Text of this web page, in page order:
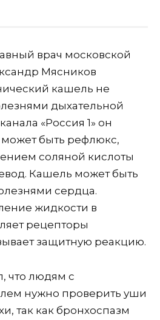
врач московской
Мясников
кашель не
дыхательной
«Россия 1» он
может быть рефлюкс,
соляной кислоты
Кашель может быть
сердца.
жидкости в
рецепторы
защитную реакцию.
что людям с
нужно проверить уши
так как бронхоспазм